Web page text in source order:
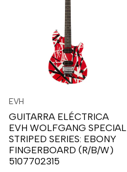
sesión
para
usar
la
lista
para
usar
Compare
Proveedor:
EVH
GUITARRA ELÉCTRICA
EVH WOLFGANG SPECIAL
STRIPED SERIES: EBONY
FINGERBOARD (R/B/W)
5107702315